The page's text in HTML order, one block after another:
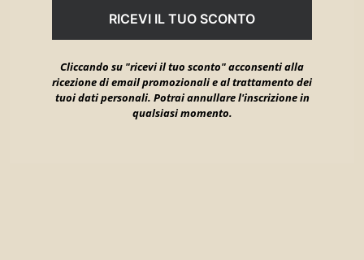
RICEVI IL TUO SCONTO
Cliccando su "ricevi il tuo sconto" acconsenti alla
ricezione di email promozionali e al trattamento dei
tuoi dati personali. Potrai annullare l'inscrizione in
qualsiasi momento.